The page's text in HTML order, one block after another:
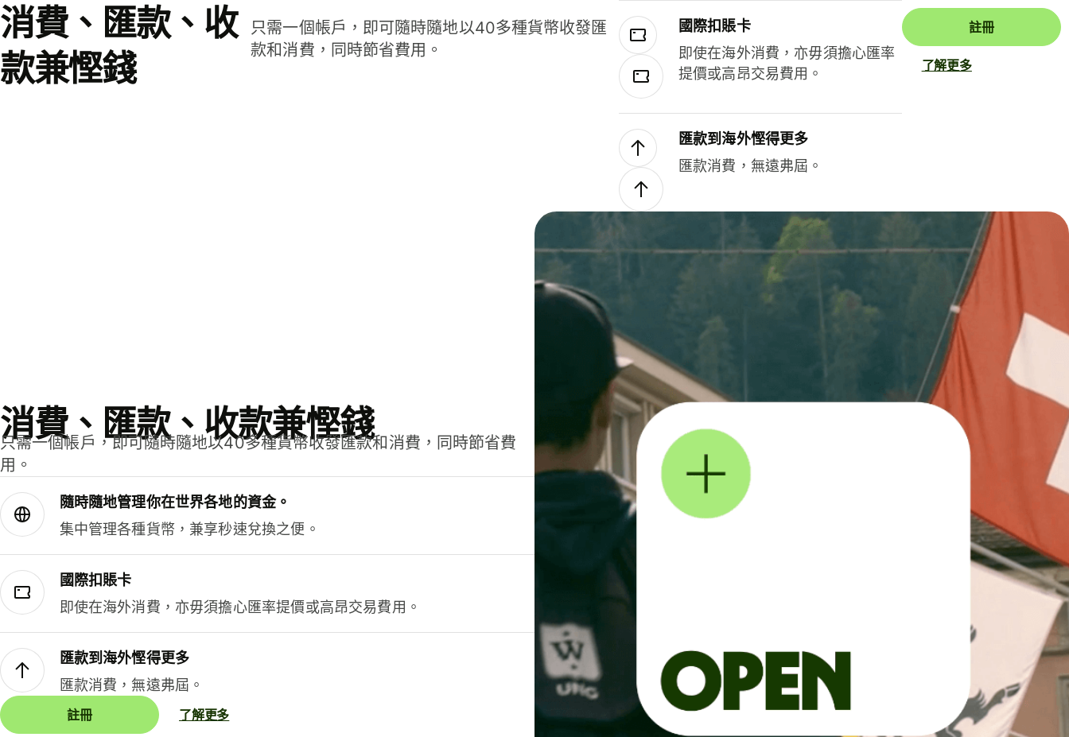
消費、匯款、收
款兼慳錢
只需一個帳戶，即可隨時隨地以40多種貨幣收發匯
款和消費，同時節省費用。
國際扣賬卡
即使在海外消費，亦毋須擔心匯率
提價或高昂交易費用。
匯款到海外慳得更多
匯款消費，無遠弗屆。
註冊
了解更多
消費、匯款、收款兼慳錢
只需一個帳戶，即可隨時隨地以40多種貨幣收發匯款和消費，同時節省費
用。
隨時隨地管理你在世界各地的資金。
集中管理各種貨幣，兼享秒速兌換之便。
國際扣賬卡
即使在海外消費，亦毋須擔心匯率提價或高昂交易費用。
匯款到海外慳得更多
匯款消費，無遠弗屆。
註冊 了解更多